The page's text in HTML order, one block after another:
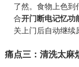
了然。食物上色到
合开门断电记忆功
关上门后自动继续
痛点三：清洗太麻